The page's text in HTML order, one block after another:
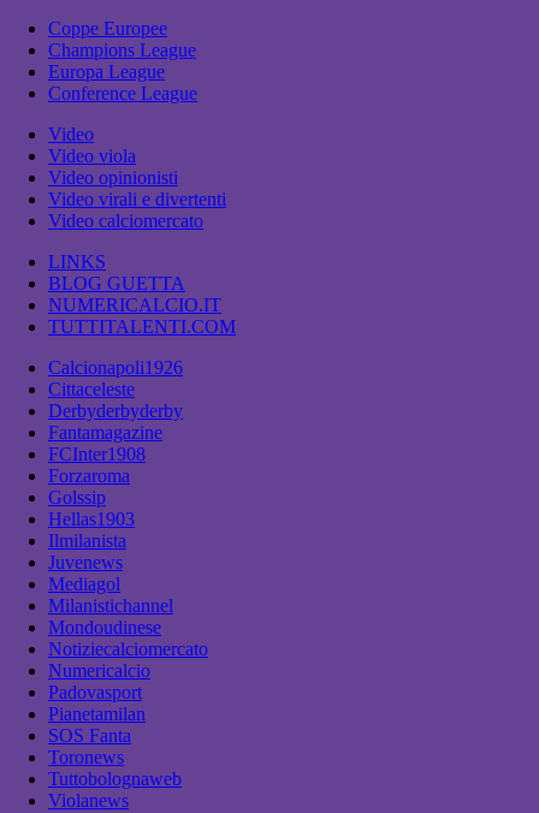
Coppe Europee
Champions League
Europa League
Conference League
Video
Video viola
Video opinionisti
Video virali e divertenti
Video calciomercato
LINKS
BLOG GUETTA
NUMERICALCIO.IT
TUTTITALENTI.COM
Calcionapoli1926
Cittaceleste
Derbyderbyderby
Fantamagazine
FCInter1908
Forzaroma
Golssip
Hellas1903
Ilmilanista
Juvenews
Mediagol
Milanistichannel
Mondoudinese
Notiziecalciomercato
Numericalcio
Padovasport
Pianetamilan
SOS Fanta
Toronews
Tuttobolognaweb
Violanews